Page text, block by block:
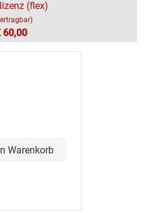
(flex)
60,00
Warenkorb